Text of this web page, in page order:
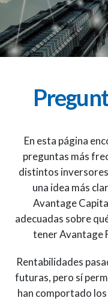
En esta página
preguntas más
distintos
una idea más
Avantage
adecuadas sobre
tener Avantage
Rentabilidades
futuras, pero sí
han comportado